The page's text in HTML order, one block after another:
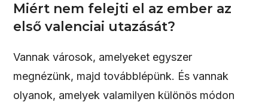
Miért nem felejti el az ember az
első valenciai utazását?
Vannak városok, amelyeket egyszer
megnézünk, majd továbblépünk. És vannak
olyanok, amelyek valamilyen különös módon